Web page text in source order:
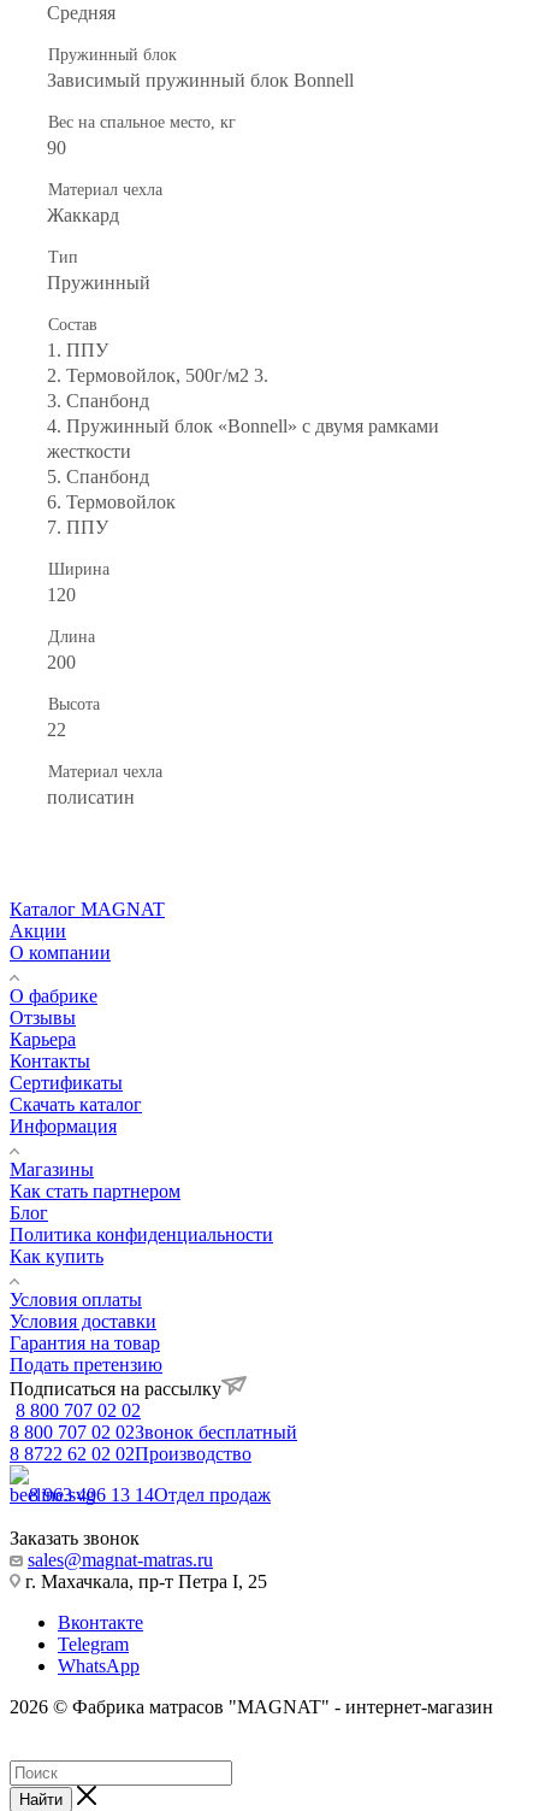
Средняя
Пружинный блок
Зависимый пружинный блок Bonnell
Вес на спальное место, кг
90
Материал чехла
Жаккард
Тип
Пружинный
Состав
1. ППУ
2. Термовойлок, 500г/м2 3.
3. Спанбонд
4. Пружинный блок «Bonnell» с двумя рамками
жесткости
5. Спанбонд
6. Термовойлок
7. ППУ
Ширина
120
Длина
200
Высота
22
Материал чехла
полисатин
Каталог MAGNAT
Акции
О компании
О фабрике
Отзывы
Карьера
Контакты
Сертификаты
Скачать каталог
Информация
Магазины
Как стать партнером
Блог
Политика конфиденциальности
Как купить
Условия оплаты
Условия доставки
Гарантия на товар
Подать претензию
Подписаться на рассылку
8 800 707 02 02
8 800 707 02 02Звонок бесплатный
8 8722 62 02 02Производство
8 963 406 13 14Отдел продаж
Заказать звонок
sales@magnat-matras.ru
г. Махачкала, пр-т Петра I, 25
Вконтакте
Telegram
WhatsApp
2026 © Фабрика матрасов "MAGNAT" - интернет-магазин
Найти